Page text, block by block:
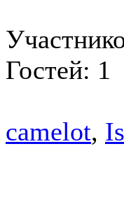
Гостей: 1
camelot,